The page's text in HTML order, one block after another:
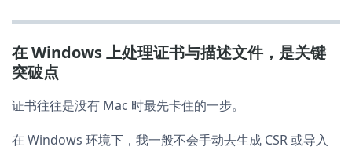
在 Windows 上处理证书与描述文件，是关键
突破点
证书往往是没有 Mac 时最先卡住的一步。
在 Windows 环境下，我一般不会手动去生成 CSR 或导入